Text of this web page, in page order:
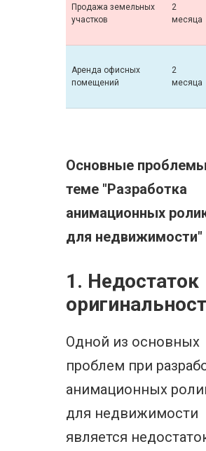
Продажа земельных
участков
2
месяца
Аренда офисных
помещений
2
месяца
Основные
теме "Разработка
анимационных
для недвижимости"
1. Недостаток
Одной из основных
проблем при
анимационных
для недвижимости
является